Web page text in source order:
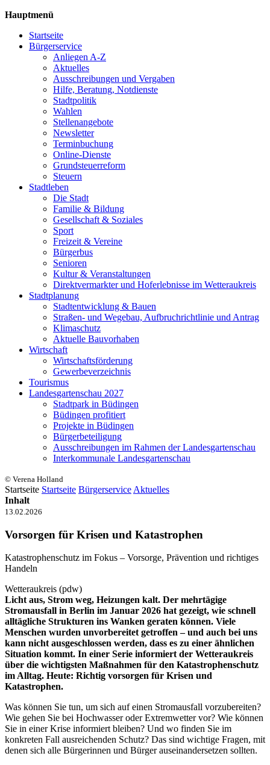
Hauptmenü
Startseite
Bürgerservice
Anliegen A-Z
Aktuelles
Ausschreibungen und Vergaben
Hilfe, Beratung, Notdienste
Stadtpolitik
Wahlen
Stellenangebote
Newsletter
Terminbuchung
Online-Dienste
Grundsteuerreform
Steuern
Stadtleben
Die Stadt
Familie & Bildung
Gesellschaft & Soziales
Sport
Freizeit & Vereine
Bürgerbus
Senioren
Kultur & Veranstaltungen
Direktvermarkter und Hoferlebnisse im Wetteraukreis
Stadtplanung
Stadtentwicklung & Bauen
Straßen- und Wegebau, Aufbruchrichtlinie und Antrag
Klimaschutz
Aktuelle Bauvorhaben
Wirtschaft
Wirtschaftsförderung
Gewerbeverzeichnis
Tourismus
Landesgartenschau 2027
Stadtpark in Büdingen
Büdingen profitiert
Projekte in Büdingen
Bürgerbeteiligung
Ausschreibungen im Rahmen der Landesgartenschau
Interkommunale Landesgartenschau
© Verena Holland
Startseite Startseite Bürgerservice Aktuelles
Inhalt
13.02.2026
Vorsorgen für Krisen und Katastrophen
Katastrophenschutz im Fokus – Vorsorge, Prävention und richtiges
Handeln
Wetteraukreis (pdw)
Licht aus, Strom weg, Heizungen kalt. Der mehrtägige
Stromausfall in Berlin im Januar 2026 hat gezeigt, wie schnell
alltägliche Strukturen ins Wanken geraten können. Viele
Menschen wurden unvorbereitet getroffen – und auch bei uns
kann nicht ausgeschlossen werden, dass es zu einer ähnlichen
Situation kommt. In einer Serie informiert der Wetteraukreis
über die wichtigsten Maßnahmen für den Katastrophenschutz
im Alltag. Heute: Richtig vorsorgen für Krisen und
Katastrophen.
Was können Sie tun, um sich auf einen Stromausfall vorzubereiten?
Wie gehen Sie bei Hochwasser oder Extremwetter vor? Wie können
Sie in einer Krise informiert bleiben? Und wo finden Sie im
konkreten Fall ausreichenden Schutz? Das sind wichtige Fragen, mit
denen sich alle Bürgerinnen und Bürger auseinandersetzen sollten.